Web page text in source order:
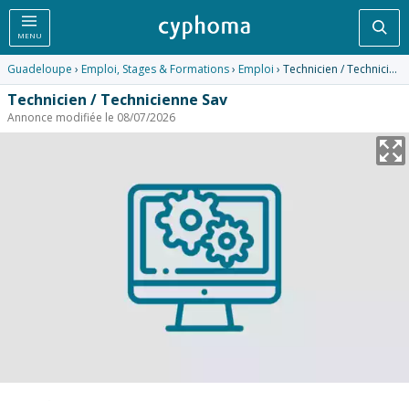
MENU
Guadeloupe › Emploi, Stages & Formations› Emploi › Technicien / Technicienne Sav
Technicien / Technicienne Sav
Annonce modifiée le 08/07/2026